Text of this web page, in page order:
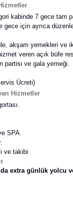
kabinde 7 gece tam
gece için ayrıca
akşam yemekleri ve
veren açık büfe
partisi ve gala yemeği.
Ücreti)
Hizmetler
SPA.
ve takibi
extra günlük yolcu